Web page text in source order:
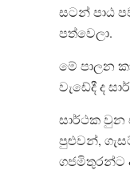
සටන් පාඨ
පත්වෙලා.
මේ පාලන
වැඩේදී ද
සාර්ථක
පුළුවන්,
ගජමිතුරන්ට